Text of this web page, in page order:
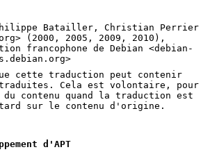
Batailler, Christian Perrier
(2000, 2005, 2009, 2010),
francophone de Debian <debian-
cette traduction peut contenir
Cela est volontaire, pour
contenu quand la traduction est
sur le contenu d'origine.
d'APT